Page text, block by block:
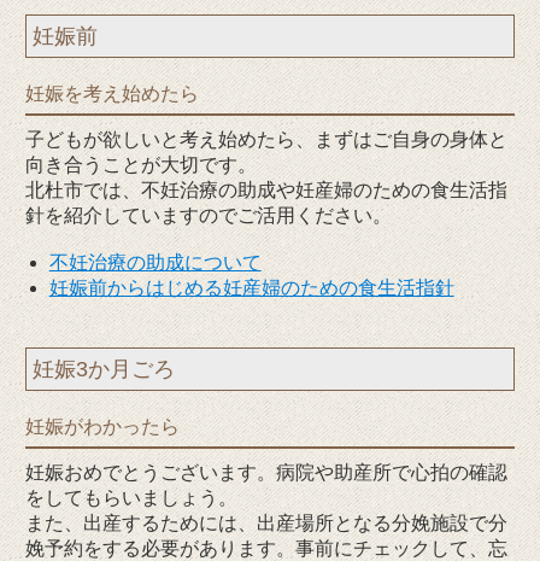
妊娠前
妊娠を考え始めたら
子どもが欲しいと考え始めたら、まずはご自身の身体と
向き合うことが大切です。
北杜市では、不妊治療の助成や妊産婦のための食生活指
針を紹介していますのでご活用ください。
不妊治療の助成について
妊娠前からはじめる妊産婦のための食生活指針
妊娠3か月ごろ
妊娠がわかったら
妊娠おめでとうございます。病院や助産所で心拍の確認
をしてもらいましょう。
また、出産するためには、出産場所となる分娩施設で分
娩予約をする必要があります。事前にチェックして、忘